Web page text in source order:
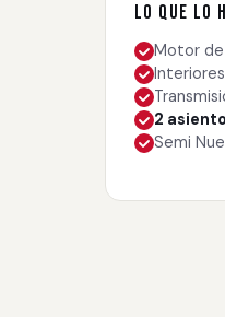
Lo que lo
Motor de
2
Semi